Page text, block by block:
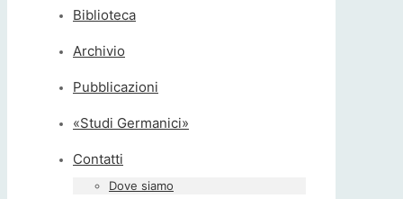
Biblioteca
Archivio
Pubblicazioni
«Studi Germanici»
Contatti
Dove siamo